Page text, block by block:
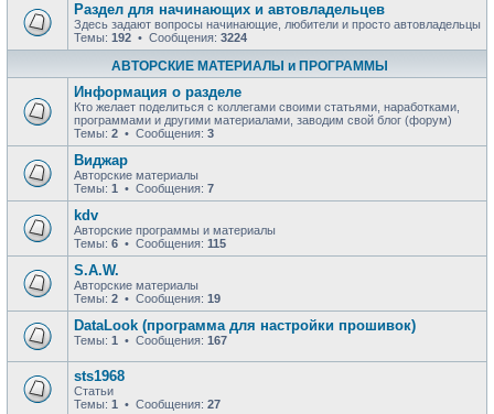
Раздел для начинающих и автовладельцев
Здесь задают вопросы начинающие, любители и просто автовладельцы
Темы: 192 • Сообщения: 3224
АВТОРСКИЕ МАТЕРИАЛЫ и ПРОГРАММЫ
Информация о разделе
Кто желает поделиться с коллегами своими статьями, наработками,
программами и другими материалами, заводим свой блог (форум)
Темы: 2 • Сообщения: 3
Виджар
Авторские материалы
Темы: 1 • Сообщения: 7
kdv
Авторские программы и материалы
Темы: 6 • Сообщения: 115
S.A.W.
Авторские материалы
Темы: 2 • Сообщения: 19
DataLook (программа для настройки прошивок)
Темы: 1 • Сообщения: 167
sts1968
Статьи
Темы: 1 • Сообщения: 27